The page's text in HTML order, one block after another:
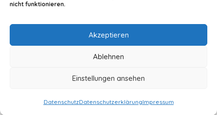
nicht funktionieren.
Akzeptieren
Ablehnen
Einstellungen ansehen
DatenschutzDatenschutzerklärungImpressum
© 2024 By A2Z-Soft